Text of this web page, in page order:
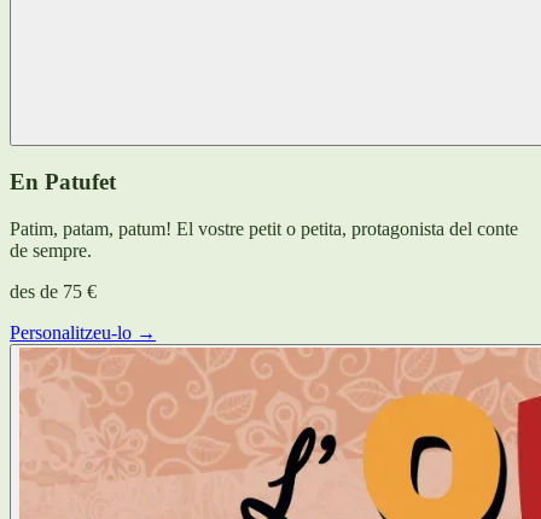
En Patufet
Patim, patam, patum! El vostre petit o petita, protagonista del conte
de sempre.
des de 75 €
Personalitzeu-lo →